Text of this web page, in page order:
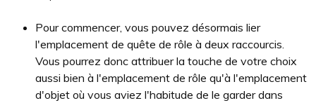
Pour commencer, vous pouvez désormais lier
l'emplacement de quête de rôle à deux raccourcis.
Vous pourrez donc attribuer la touche de votre choix
aussi bien à l'emplacement de rôle qu'à l'emplacement
d'objet où vous aviez l'habitude de le garder dans